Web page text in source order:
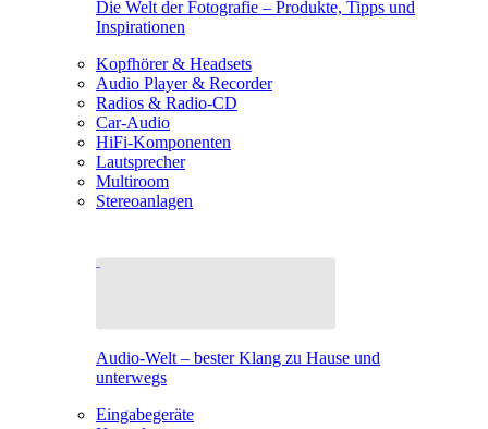
Die Welt der Fotografie – Produkte, Tipps und
Inspirationen
Kopfhörer & Headsets
Audio Player & Recorder
Radios & Radio-CD
Car-Audio
HiFi-Komponenten
Lautsprecher
Multiroom
Stereoanlagen
Audio-Welt – bester Klang zu Hause und
unterwegs
Eingabegeräte